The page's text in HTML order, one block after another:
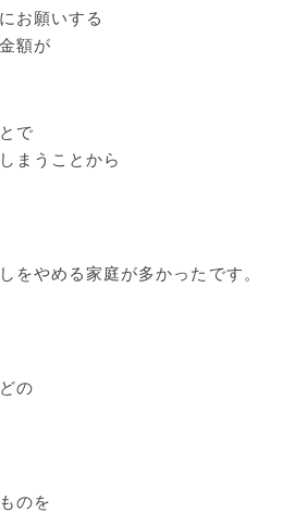
お願いする
額が
で
まうことから
をやめる家庭が多かったです。
の
のを